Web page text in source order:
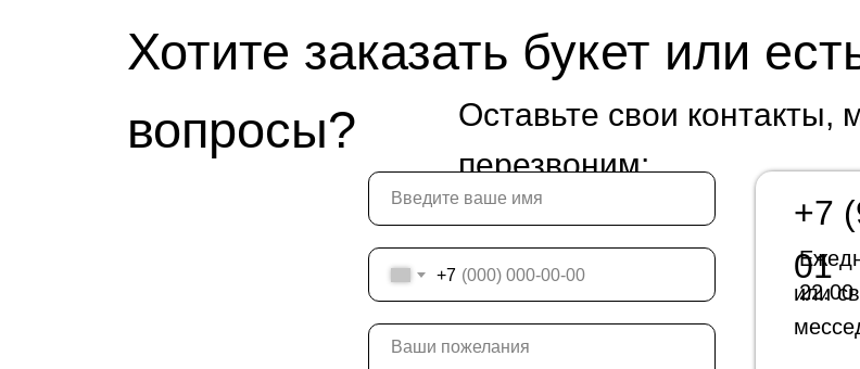
Хотите заказать букет или
вопросы?
Оставьте свои контакты,
перезвоним:
+7
22.00
или
+7
01